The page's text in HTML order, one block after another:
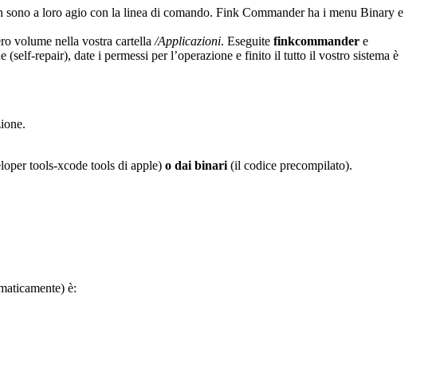
a loro agio con la linea di comando. Fink Commander ha i menu Binary e
volume nella vostra cartella/Applicazioni. Eseguite finkcommander e
repair), date i permessi per l’operazione e finito il tutto il vostro sistema è
tools-xcode tools di apple) o dai binari(il codice precompilato).
è: